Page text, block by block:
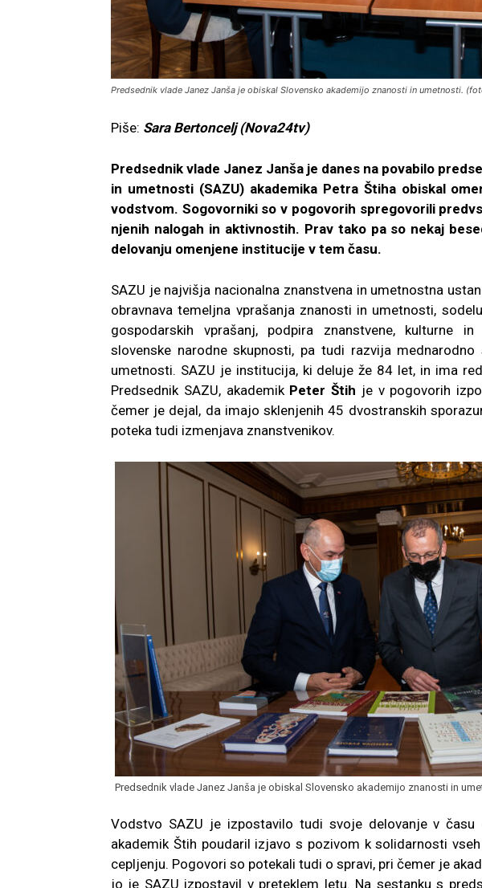
Predsednik vlade Janez Janša je obiskal Slovensko akademijo znanosti in umetnosti.
Piše: Sara Bertoncelj (Nova24tv)
Predsednik vlade Janez Janša je danes na povabilo
in umetnosti (SAZU) akademika Petra Štiha obiskal
vodstvom. Sogovorniki so v pogovorih spregovorili
njenih nalogah in aktivnostih. Prav tako pa so nekaj
delovanju omenjene institucije v tem času.
SAZU je najvišja nacionalna znanstvena in umetnostna
obravnava temeljna vprašanja znanosti in umetnosti,
gospodarskih vprašanj, podpira znanstvene, kulturne
slovenske narodne skupnosti, pa tudi razvija
umetnosti. SAZU je institucija, ki deluje že 84 let, in ima
Predsednik SAZU, akademik Peter Štih je v pogovorih
čemer je dejal, da imajo sklenjenih 45 dvostranskih
poteka tudi izmenjava znanstvenikov.
Predsednik vlade Janez Janša je obiskal Slovensko akademijo znanosti in
Vodstvo SAZU je izpostavilo tudi svoje delovanje v času
akademik Štih poudaril izjavo s pozivom k solidarnosti
cepljenju. Pogovori so potekali tudi o spravi, pri čemer je
jo je SAZU izpostavil v preteklem letu. Na sestanku s